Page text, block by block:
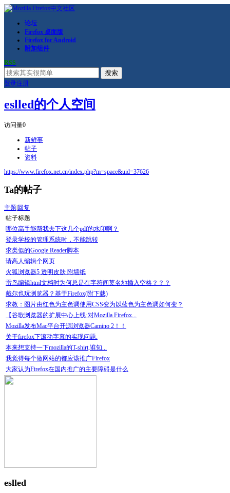
论坛
Firefox 桌面版
Firefox for Android
附加组件
RSS
搜索
登录注册
eslled的个人空间
访问量0
新鲜事
帖子
资料
https://www.firefox.net.cn/index.php?m=space&uid=37626
Ta的帖子
主题 回复
帖子标题
哪位高手能帮我去下这几个pdf的水印啊？
登录学校的管理系统时，不能跳转
求类似的Google Reader脚本
请高人编辑个网页
火狐浏览器5 透明皮肤 附墙纸
雷鸟编辑html文档时为何总是在字符间莫名地插入空格？？？
戴尔也玩浏览器？基于Firefox(附下载)
求教：图片由红色为主色调使用CSS变为以蓝色为主色调如何变？
【谷歌浏览器的扩展中心上线·对Mozilla Firefox...
Mozilla发布Mac平台开源浏览器Camino 2！！
关于firefox下滚动字幕的实现问题.
本来想支持一下mozilla的T-shirt,谁知...
我觉得每个做网站的都应该推广Firefox
大家认为Firefox在国内推广的主要障碍是什么
eslled